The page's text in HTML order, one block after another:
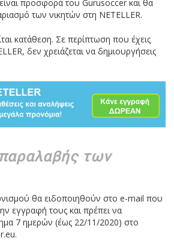
προσφορά του Gurusoccer και θα
των νικητών στη NETELLER.
κατάθεση. Σε περίπτωση που έχεις
δεν χρειάζεται να δημιουργήσεις
των
θα ειδοποιηθούν στο e-mail που
εγγραφή τους και πρέπει να
7 ημερών (έως 22/11/2020) στο